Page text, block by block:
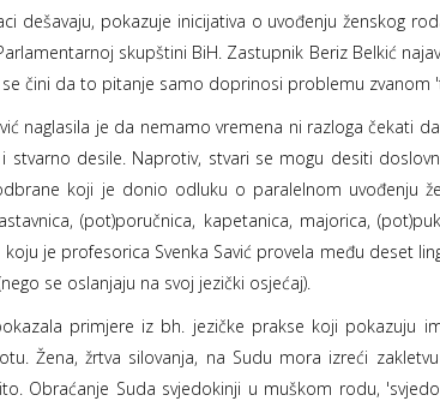
dešavaju, pokazuje inicijativa o uvođenju ženskog
skupštini BiH. Zastupnik Beriz Belkić
čini da to pitanje samo doprinosi problemu zvanom
naglasila je da nemamo vremena ni razloga čekati
stvarno desile. Naprotiv, stvari se mogu desiti
koji je donio odluku o paralelnom uvođenju
(pot)poručnica, kapetanica, majorica,
je profesorica Svenka Savić provela među deset
se oslanjaju na svoj jezički osjećaj).
primjere iz bh. jezičke prakse koji pokazuju
Žena, žrtva silovanja, na Sudu mora izreći
Obraćanje Suda svjedokinji u muškom rodu,